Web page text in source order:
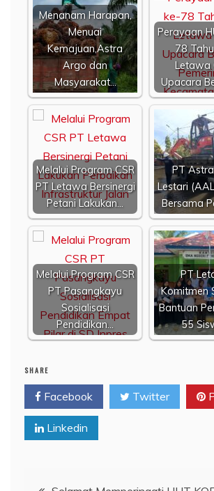
Menanam Harapan,
Menuai
Kemajuan,Astra
Argo dan
Masyarakat…
Perayaan
78
Letawa
Upacara
Melalui Program CSR
PT Letawa Bersinergi
Petani Lakukan…
PT
Lestari
Bersama
Melalui Program CSR
PT Pasangkayu
Sosialisasi
Pendidikan…
PT
Komitmen
Bantuan
55
SHARE
Facebook Twitter
Linkedin